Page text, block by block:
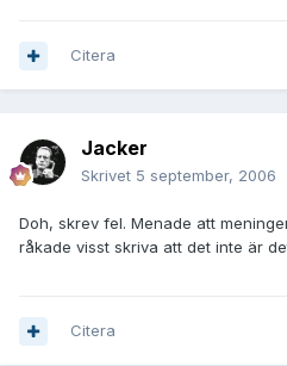
Citera
Jacker
Skrivet 5 september, 2006
Doh, skrev fel. Menade att
råkade visst skriva att det inte är
Citera